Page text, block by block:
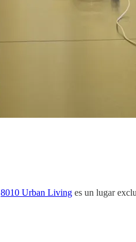
8010 Urban Living es un lugar